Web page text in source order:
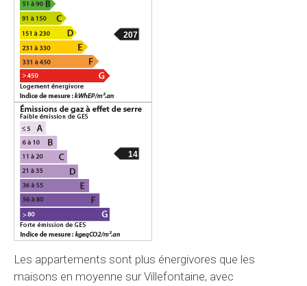
207
14
Les appartements sont plus énergivores que les
maisons en moyenne sur Villefontaine, avec